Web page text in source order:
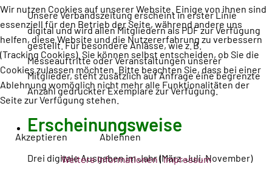
Unsere Verbandszeitung erscheint in erster Linie
digital und wird allen Mitgliedern als PDF zur Verfügung
gestellt. Für besondere Anlässe, wie z. B.
Messeauftritte oder Veranstaltungen unserer
Mitglieder, steht zusätzlich auf Anfrage eine begrenzte
Anzahl gedruckter Exemplare zur Verfügung.
Erscheinungsweise
Drei digitale Ausgaben im Jahr (März, Juli, November)
Wir nutzen Cookies auf unserer Website. Einige von ihnen sind
essenziell für den Betrieb der Seite, während andere uns
helfen, diese Website und die Nutzererfahrung zu verbessern
(Tracking Cookies). Sie können selbst entscheiden, ob Sie die
Cookies zulassen möchten. Bitte beachten Sie, dass bei einer
Ablehnung womöglich nicht mehr alle Funktionalitäten der
Seite zur Verfügung stehen.
Akzeptieren
Ablehnen
Weitere Informationen|Impressum